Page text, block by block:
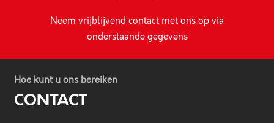
Neem vrijblijvend contact met ons op via
onderstaande gegevens
Hoe kunt u ons bereiken
CONTACT